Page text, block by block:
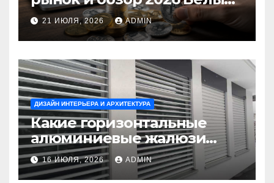
Ветер Shop.kz
21 ИЮЛЯ, 2026 ADMIN
ДИЗАЙН ИНТЕРЬЕРА И АРХИТЕКТУРА
Какие горизонтальные
алюминиевые жалюзи
выбрать для окон?
16 ИЮЛЯ, 2026 ADMIN